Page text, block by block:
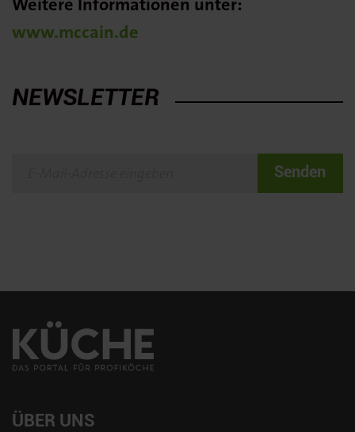
www.mccain.de
NEWSLETTER
Senden
ÜBER UNS